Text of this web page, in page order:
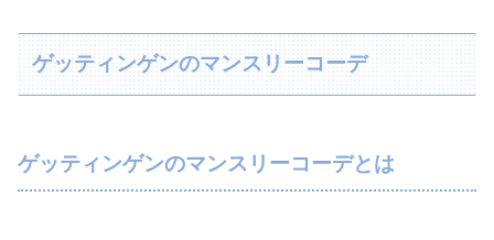
ゲッティンゲンのマンスリーコーデ
ゲッティンゲンのマンスリーコーデとは